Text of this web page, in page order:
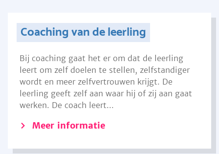
Coaching van de leerling
Bij coaching gaat het er om dat de leerling
leert om zelf doelen te stellen, zelfstandiger
wordt en meer zelfvertrouwen krijgt. De
leerling geeft zelf aan waar hij of zij aan gaat
werken. De coach leert...
Meer informatie